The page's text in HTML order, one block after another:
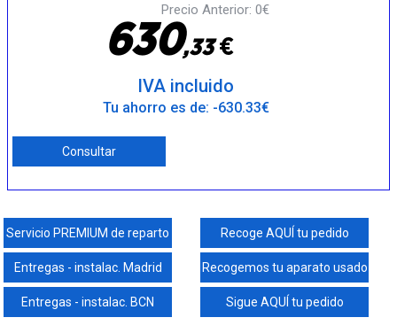
Precio Anterior: 0€
630,33€
IVA incluido
Tu ahorro es de: -630.33€
Consultar
Servicio PREMIUM de reparto Recoge AQUÍ tu pedido
Entregas - instalac. Madrid Recogemos tu aparato usado
Entregas - instalac. BCN Sigue AQUÍ tu pedido